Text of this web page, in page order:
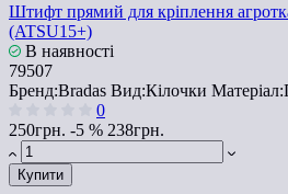
Штифт прямий для кріплення
(ATSU15+)
В наявності
79507
Бренд:Bradas Вид:Кілочки Матеріал:
0
250грн. -5 % 238грн.
Купити